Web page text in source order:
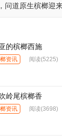
问道原生槟榔迎
的槟榔西施
资讯 阅读(5225)
岭尾槟榔香
资讯 阅读(3698)